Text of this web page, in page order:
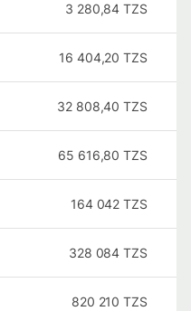
3 280,84 TZS
16 404,20 TZS
32 808,40 TZS
65 616,80 TZS
164 042 TZS
328 084 TZS
820 210 TZS